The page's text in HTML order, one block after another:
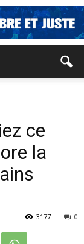
ce
la
0
3177